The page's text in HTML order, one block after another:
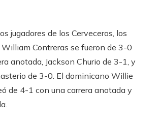
jugadores de los Cerveceros, los
Contreras se fueron de 3-0
anotada, Jackson Churio de 3-1, y
de 3-0. El dominicano Willie
de 4-1 con una carrera anotada y